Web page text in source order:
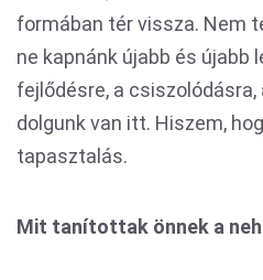
formában tér vissza. Nem
ne kapnánk újabb és újabb
fejlődésre, a
dolgunk van itt. Hiszem,
tapasztalás.
Mit tanítottak önnek a